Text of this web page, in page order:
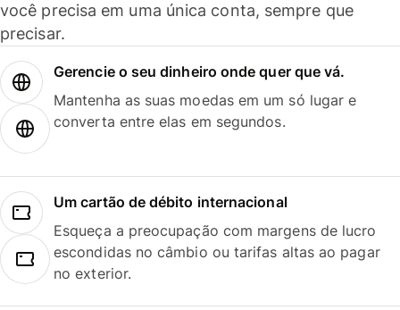
você precisa em uma única conta, sempre que
precisar.
Gerencie o seu dinheiro onde quer que vá.
Mantenha as suas moedas em um só lugar e
converta entre elas em segundos.
Um cartão de débito internacional
Esqueça a preocupação com margens de lucro
escondidas no câmbio ou tarifas altas ao pagar
no exterior.